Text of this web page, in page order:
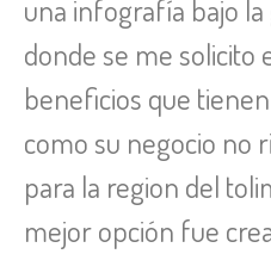
una infografía bajo la
donde se me solicito
beneficios que
como su negocio no
para la region del
mejor opción fue